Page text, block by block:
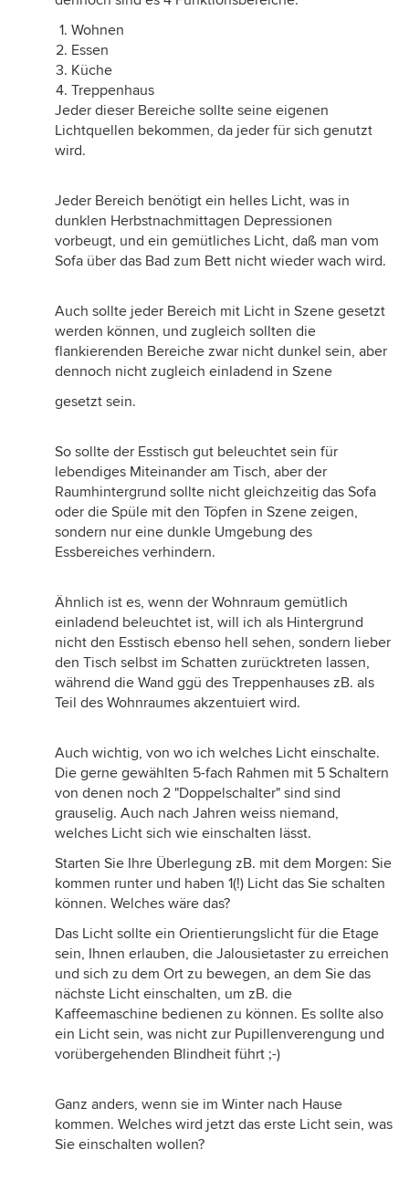
Wohnen
Essen
Küche
Treppenhaus
Jeder dieser Bereiche sollte seine eigenen
Lichtquellen bekommen, da jeder für sich genutzt
wird.
Jeder Bereich benötigt ein helles Licht, was in
dunklen Herbstnachmittagen Depressionen
vorbeugt, und ein gemütliches Licht, daß man vom
Sofa über das Bad zum Bett nicht wieder wach wird.
Auch sollte jeder Bereich mit Licht in Szene gesetzt
werden können, und zugleich sollten die
flankierenden Bereiche zwar nicht dunkel sein, aber
dennoch nicht zugleich einladend in Szene
gesetzt sein.
So sollte der Esstisch gut beleuchtet sein für
lebendiges Miteinander am Tisch, aber der
Raumhintergrund sollte nicht gleichzeitig das Sofa
oder die Spüle mit den Töpfen in Szene zeigen,
sondern nur eine dunkle Umgebung des
Essbereiches verhindern.
Ähnlich ist es, wenn der Wohnraum gemütlich
einladend beleuchtet ist, will ich als Hintergrund
nicht den Esstisch ebenso hell sehen, sondern lieber
den Tisch selbst im Schatten zurücktreten lassen,
während die Wand ggü des Treppenhauses zB. als
Teil des Wohnraumes akzentuiert wird.
Auch wichtig, von wo ich welches Licht einschalte.
Die gerne gewählten 5-fach Rahmen mit 5 Schaltern
von denen noch 2 "Doppelschalter" sind sind
grauselig. Auch nach Jahren weiss niemand,
welches Licht sich wie einschalten lässt.
Starten Sie Ihre Überlegung zB. mit dem Morgen: Sie
kommen runter und haben 1(!) Licht das Sie schalten
können. Welches wäre das?
Das Licht sollte ein Orientierungslicht für die Etage
sein, Ihnen erlauben, die Jalousietaster zu erreichen
und sich zu dem Ort zu bewegen, an dem Sie das
nächste Licht einschalten, um zB. die
Kaffeemaschine bedienen zu können. Es sollte also
ein Licht sein, was nicht zur Pupillenverengung und
vorübergehenden Blindheit führt ;-)
Ganz anders, wenn sie im Winter nach Hause
kommen. Welches wird jetzt das erste Licht sein, was
Sie einschalten wollen?